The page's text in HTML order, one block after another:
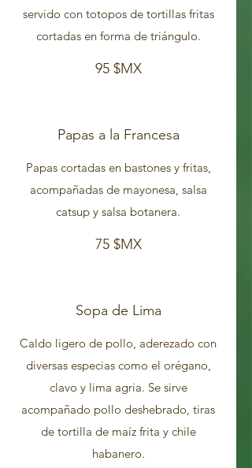
servido con totopos de tortillas fritas
cortadas en forma de triángulo.
95 $MX
Papas a la Francesa
Papas cortadas en bastones y fritas,
acompañadas de mayonesa, salsa
catsup y salsa botanera.
75 $MX
Sopa de Lima
Caldo ligero de pollo, aderezado con
diversas especias como el orégano,
clavo y lima agria. Se sirve
acompañado pollo deshebrado, tiras
de tortilla de maíz frita y chile
habanero.